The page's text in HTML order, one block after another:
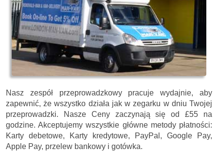
Nasz zespół przeprowadzkowy pracuje wydajnie, aby
zapewnić, że wszystko działa jak w zegarku w dniu Twojej
przeprowadzki. Nasze Ceny zaczynają się od £55 na
godzine. Akceptujemy wszystkie główne metody płatności:
Karty debetowe, Karty kredytowe, PayPal, Google Pay,
Apple Pay, przelew bankowy i gotówka.